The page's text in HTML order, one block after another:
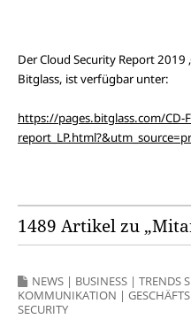
Der Cloud Security Report 2019
Bitglass, ist verfügbar unter:
https://pages.bitglass.com/CD-
report_LP.html?&utm_source=pr
1489 Artikel zu
NEWS | BUSINESS | TRENDS
KOMMUNIKATION |
SECURITY